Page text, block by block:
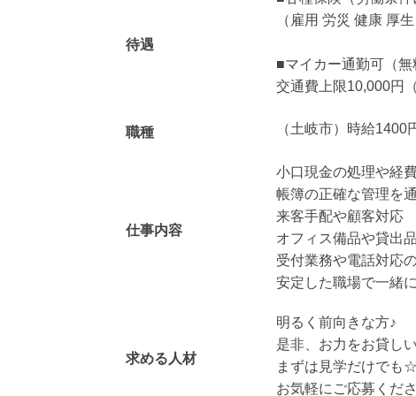
待遇
（雇用 労災 健康 厚生
■マイカー通勤可（無
交通費上限10,000円
職種 （土岐市）時給
仕事内容
小口現金の処理や経
帳簿の正確な管理を
来客手配や顧客対応
オフィス備品や貸出
受付業務や電話対応
安定した職場で一緒
求める人材
明るく前向きな方♪
是非、お力をお貸し
まずは見学だけでも☆
お気軽にご応募くだ